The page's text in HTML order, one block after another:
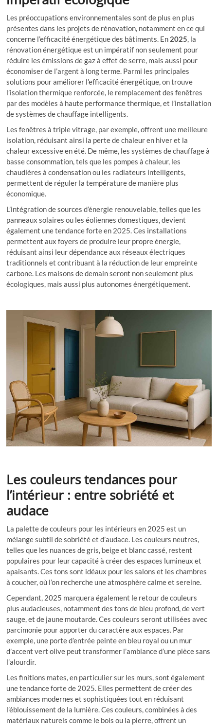
Les préoccupations environnementales sont de plus en plus
présentes dans les projets de rénovation, notamment en ce qui
concerne l’efficacité énergétique des bâtiments. En 2025, la
rénovation énergétique est un impératif non seulement pour
réduire les émissions de gaz à effet de serre, mais aussi pour
économiser de l’argent à long terme. Parmi les principales
solutions pour améliorer l’efficacité énergétique, on trouve
l’isolation thermique renforcée, le remplacement des fenêtres
par des modèles à haute performance thermique, et l’installation
de systèmes de chauffage intelligents.
Les fenêtres à triple vitrage, par exemple, offrent une meilleure
isolation, réduisant ainsi la perte de chaleur en hiver et la
chaleur excessive en été. De même, les systèmes de chauffage à
basse consommation, tels que les pompes à chaleur, les
chaudières à condensation ou les radiateurs intelligents,
permettent de réguler la température de manière plus
économique.
L’intégration de sources d’énergie renouvelable, telles que les
panneaux solaires ou les éoliennes domestiques, devient
également une tendance forte en 2025. Ces installations
permettent aux foyers de produire leur propre énergie,
réduisant ainsi leur dépendance aux réseaux électriques
traditionnels et contribuant à la réduction de leur empreinte
carbone. Les maisons de demain seront non seulement plus
écologiques, mais aussi plus autonomes énergétiquement.
Les couleurs tendances pour
l’intérieur : entre sobriété et
audace
La palette de couleurs pour les intérieurs en 2025 est un
mélange subtil de sobriété et d’audace. Les couleurs neutres,
telles que les nuances de gris, beige et blanc cassé, restent
populaires pour leur capacité à créer des espaces lumineux et
apaisants. Ces tons sont idéaux pour les salons et les chambres
à coucher, où l’on recherche une atmosphère calme et sereine.
Cependant, 2025 marquera également le retour de couleurs
plus audacieuses, notamment des tons de bleu profond, de vert
sauge, et de jaune moutarde. Ces couleurs seront utilisées avec
parcimonie pour apporter du caractère aux espaces. Par
exemple, une porte d’entrée peinte en bleu royal ou un mur
d’accent vert olive peut transformer l’ambiance d’une pièce sans
l’alourdir.
Les finitions mates, en particulier sur les murs, sont également
une tendance forte de 2025. Elles permettent de créer des
ambiances modernes et sophistiquées tout en réduisant
l’éblouissement de la lumière. Ces couleurs, combinées à des
matériaux naturels comme le bois ou la pierre, offrent un